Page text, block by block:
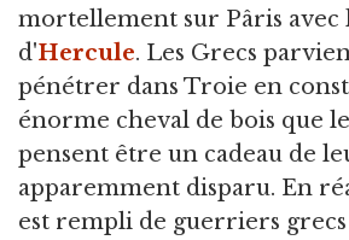
mortellement sur Pâris avec
d'Hercule. Les Grecs
pénétrer dans Troie en
énorme cheval de bois que
pensent être un cadeau de
apparemment disparu. En
est rempli de guerriers